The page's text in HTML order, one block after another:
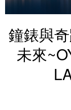
鐘錶與
未來